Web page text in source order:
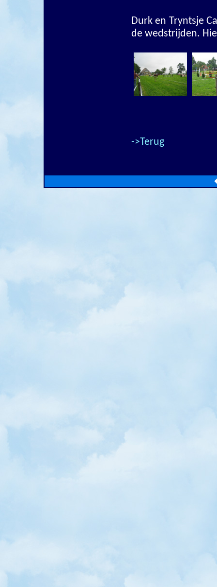
Durk en Tryntsje
de wedstrijden.
->Terug